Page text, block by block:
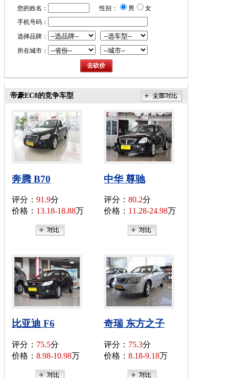
您的姓名： 性别： 男
女
手机号码：
选择品牌：
所在城市：
帝豪EC8的竞争车型
奔腾 B70
评分： 91.9分
价格： 13.18-18.88万
中华 尊驰
评分： 80.2分
价格： 11.28-24.98万
比亚迪 F6
评分： 75.5分
价格： 8.98-10.98万
奇瑞 东方之子
评分： 75.3分
价格： 8.18-9.18万